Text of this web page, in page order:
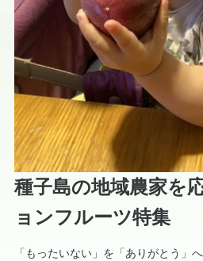
種子島の地域農家を
ョンフルーツ特集
「もったいない」を「ありがとう」へ